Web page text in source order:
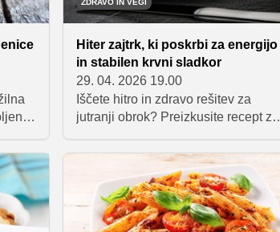
je
Hiter zajtrk, ki poskrbi za energijo
in stabilen krvni sladkor
29. 04. 2026 19.00
Iščete hitro in zdravo rešitev za
jutranji obrok? Preizkusite recept za
špinačo in avokadom. Priprava je
povsem preprosta, rezultat pa
navduši vse, ki iščete idejo za hiter
in nasiten zajtrk.